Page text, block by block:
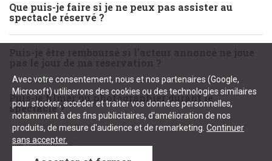
Que puis-je faire si je ne peux pas assister au
spectacle réservé ?
Puis-je filmer ou photographier durant le
spectacle ?
Romantiques
Avec votre consentement, nous et nos partenaires (Google,
Microsoft) utiliserons des cookies ou des technologies similaires
pour stocker, accéder et traiter vos données personnelles,
notamment à des fins publicitaires, d'amélioration de nos
produits, de mesure d'audience et de remarketing. Continuer
sans accepter.